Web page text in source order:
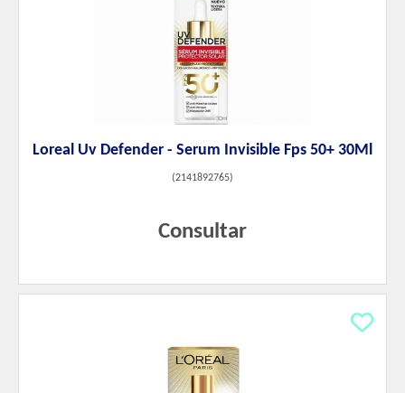
Loreal Uv Defender - Serum Invisible Fps 50+ 30Ml
(2141892765)
Consultar